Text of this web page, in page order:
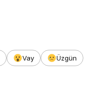
Vay
Üzgün